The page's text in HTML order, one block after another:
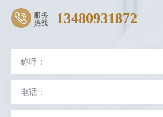
服务
热线 13480931872